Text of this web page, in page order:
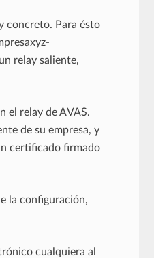
concreto. Para ésto
relay saliente,
el relay de AVAS.
de su empresa, y
certificado firmado
la configuración,
cualquiera al